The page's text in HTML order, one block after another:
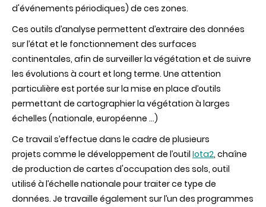
d'événements périodiques) de ces zones.
Ces outils d’analyse permettent d’extraire des données
sur l’état et le fonctionnement des surfaces
continentales, afin de surveiller la végétation et de suivre
les évolutions à court et long terme. Une attention
particulière est portée sur la mise en place d’outils
permettant de cartographier la végétation à larges
échelles (nationale, européenne ...)
Ce travail s’effectue dans le cadre de plusieurs
projets comme le développement de l’outil Iota2, chaîne
de production de cartes d'occupation des sols, outil
utilisé à l’échelle nationale pour traiter ce type de
données. Je travaille également sur l’un des programmes